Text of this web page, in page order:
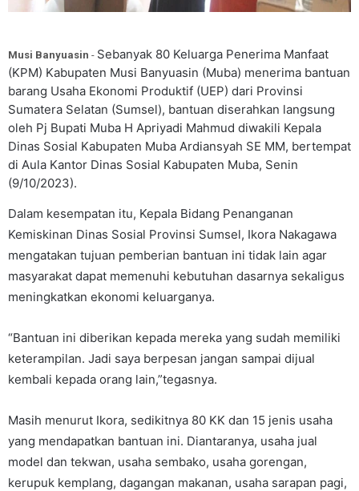
Musi Banyuasin - Sebanyak 80 Keluarga Penerima Manfaat
(KPM) Kabupaten Musi Banyuasin (Muba) menerima bantuan
barang Usaha Ekonomi Produktif (UEP) dari Provinsi
Sumatera Selatan (Sumsel), bantuan diserahkan langsung
oleh Pj Bupati Muba H Apriyadi Mahmud diwakili Kepala
Dinas Sosial Kabupaten Muba Ardiansyah SE MM, bertempat
di Aula Kantor Dinas Sosial Kabupaten Muba, Senin
(9/10/2023).
Dalam kesempatan itu, Kepala Bidang Penanganan
Kemiskinan Dinas Sosial Provinsi Sumsel, Ikora Nakagawa
mengatakan tujuan pemberian bantuan ini tidak lain agar
masyarakat dapat memenuhi kebutuhan dasarnya sekaligus
meningkatkan ekonomi keluarganya.
“Bantuan ini diberikan kepada mereka yang sudah memiliki
keterampilan. Jadi saya berpesan jangan sampai dijual
kembali kepada orang lain,”tegasnya.
Masih menurut Ikora, sedikitnya 80 KK dan 15 jenis usaha
yang mendapatkan bantuan ini. Diantaranya, usaha jual
model dan tekwan, usaha sembako, usaha gorengan,
kerupuk kemplang, dagangan makanan, usaha sarapan pagi,